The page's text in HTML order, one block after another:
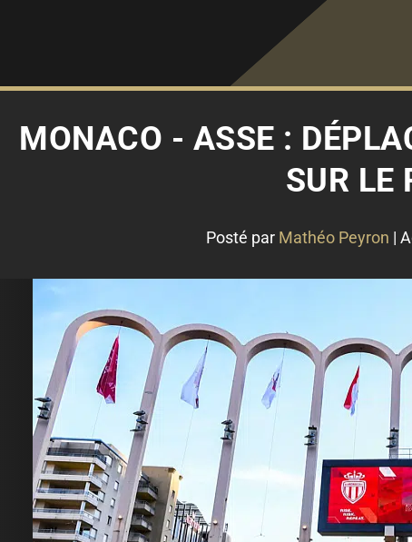
MONACO - ASSE :
SUR LE
Posté par Mathéo Peyron |